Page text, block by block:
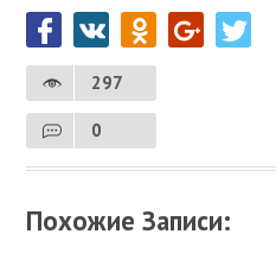
297
0
Похожие Записи: